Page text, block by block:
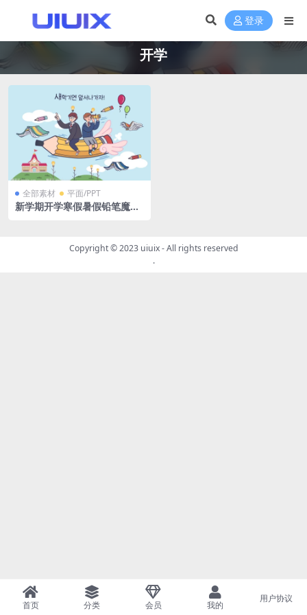
登录
开学
全部素材 平面/PPT
新学期开学寒假暑假铅笔魔法
Copyright © 2023 uiuix- All rights reserved
.
首页 分类 会员 我的
用户协议